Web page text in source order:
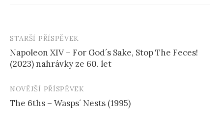
Navigace
příspěvku
STARŠÍ PŘÍSPĚVEK
Napoleon XIV – For God´s Sake, Stop The Feces!
(2023) nahrávky ze 60. let
NOVĚJŠÍ PŘÍSPĚVEK
The 6ths – Wasps´ Nests (1995)